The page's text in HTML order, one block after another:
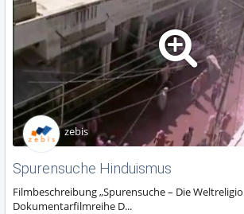
Spurensuche Hinduismus
Filmbeschreibung „Spurensuche – Die
Dokumentarfilmreihe D...
zebis